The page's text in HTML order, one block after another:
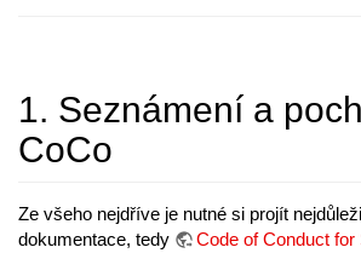
1. Seznámení a
CoCo
Ze všeho nejdříve je nutné si projít
dokumentace, tedy
Code of Conduct